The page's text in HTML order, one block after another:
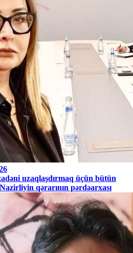
uzaqlaşdırmaq üçün bütün
qərarının pərdəarxası